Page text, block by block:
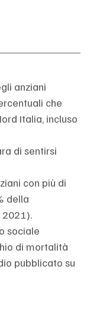
anziani
che
Italia, incluso
di sentirsi
con più di
della
2021).
sociale
di mortalità
pubblicato su